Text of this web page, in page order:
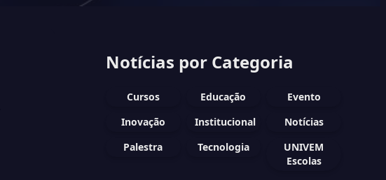
Notícias por Categoria
Cursos Educação
Evento
Inovação
Institucional
Notícias
Palestra
Tecnologia
UNIVEM
Escolas